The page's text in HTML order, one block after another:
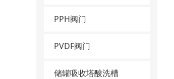
PPH阀门
PVDF阀门
储罐吸收塔酸洗槽